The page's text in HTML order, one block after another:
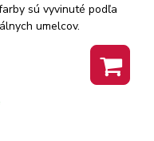
sú vyvinuté podľa
umelcov.
arabskej gumy a
jemne
priľnavosť a
nespočetné